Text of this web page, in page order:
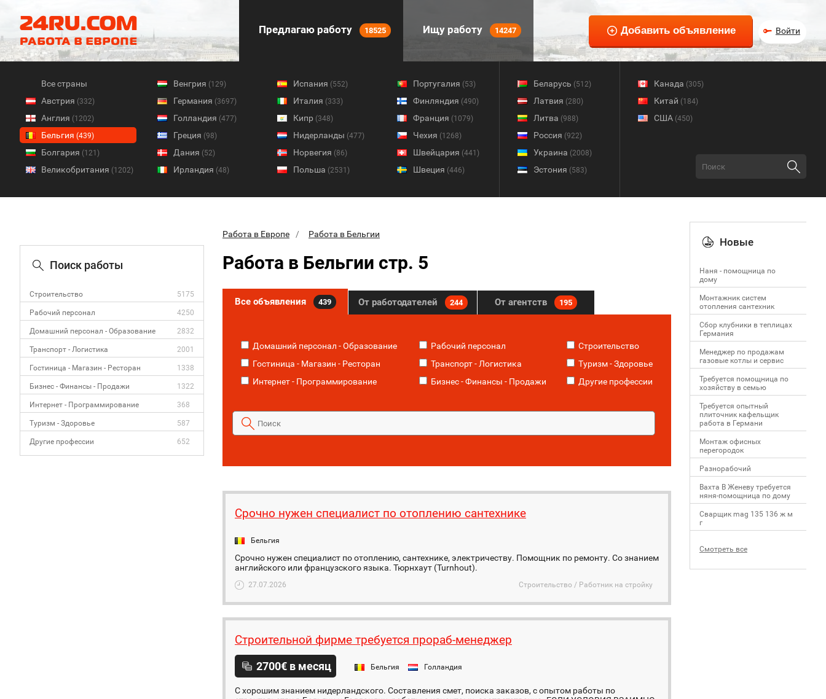
Предлагаю работу 18525 Ищу работу 14247 Войти
Все страны
Австрия (332)
Англия (1202)
Бельгия (439)
Болгария (121)
Великобритания (1202)
Венгрия (129)
Германия (3697)
Голландия (477)
Греция (98)
Дания (52)
Ирландия (48)
Испания (552)
Италия (333)
Кипр (348)
Нидерланды (477)
Норвегия (86)
Польша (2531)
Португалия (53)
Финляндия (490)
Франция (1079)
Чехия (1268)
Швейцария (441)
Швеция (446)
Беларусь (512)
Латвия (280)
Литва (988)
Россия (922)
Украина (2008)
Эстония (583)
Канада (305)
Китай (184)
США (450)
Поиск работы
Строительство 5175
Рабочий персонал 4250
Домашний персонал - Образование 2832
Транспорт - Логистика 2001
Гостиница - Магазин - Ресторан 1338
Бизнес - Финансы - Продажи 1322
Интернет - Программирование 368
Туризм - Здоровье 587
Другие профессии 652
Работа в Европе Работа в Бельгии
Работа в Бельгии стр. 5
Все объявления 439 От работодателей 244 От агентств 195
Домашний персонал - Образование
Гостиница - Магазин - Ресторан
Интернет - Программирование
Рабочий персонал
Транспорт - Логистика
Бизнес - Финансы - Продажи
Строительство
Туризм - Здоровье
Другие профессии
Срочно нужен специалист по отоплению сантехнике
Бельгия
Срочно нужен специалист по отоплению, сантехнике, электричеству. Помощник по ремонту. Со знанием
английского или французского языка. Тюрнхаут (Turnhout).
27.07.2026 Строительство / Работник на стройку
Строительной фирме требуется прораб-менеджер
2700€ в месяц Бельгия Голландия
С хорошим знанием нидерландского. Составления смет, поиска заказов, с опытом работы по
Новые
Наня - помощница по
дому
Монтажник систем
отопления сантехник
Сбор клубники в теплицах
Германия
Менеджер по продажам
газовые котлы и сервис
Требуется помощница по
хозяйству в семью
Требуется опытный
плиточник кафельщик
работa в Германи
Mонтаж офисных
перегородок
Разнорабочий
Вахта В Женеву требуется
няня-помощница по дому
Сварщик mag 135 136 ж м
г
Смотреть все